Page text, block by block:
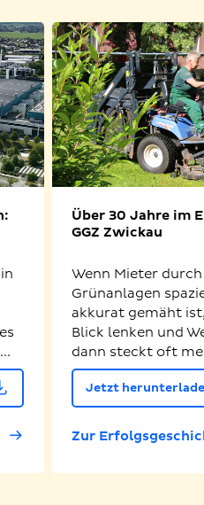
Über 30 Jahre im
GGZ Zwickau
Wenn Mieter
Grünanlagen
akkurat gemäht
Blick lenken und
dann steckt oft
Jetzt
Zur